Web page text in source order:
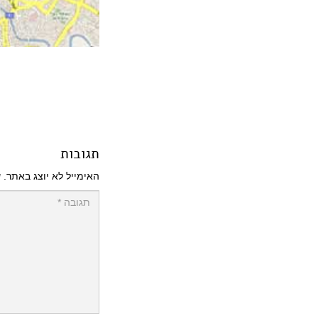
תגובות
האימייל לא יוצג באתר.